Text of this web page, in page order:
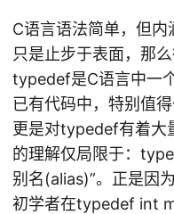
C语言语法简单，但
只是止步于表面，那
typedef是C语言中一
已有代码中，特别值
更是对typedef有着大
的理解仅局限于：
别名(alias)”。正是因
初学者在typedef int